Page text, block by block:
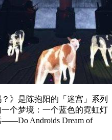
是陈抱阳的「迷宫」系列
个梦境：一个蓝色的霓虹灯
Androids Dream of